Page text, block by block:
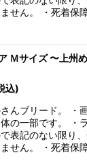
せん。 ・死着保
Ｍサイズ 〜上州
込)
さんブリード。 ・
の一部です。 ・
表記のない限り
せん。 ・死着保